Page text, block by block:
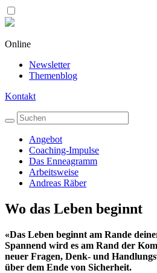
Online
Newsletter
Themenblog
Kontakt
Angebot
Coaching-Impulse
Das Enneagramm
Arbeitsweise
Andreas Räber
Wo das Leben beginnt
«Das Leben beginnt am Rande
Spannend wird es am Rand der
neuer Fragen, Denk- und
über dem Ende von Sicherheit.